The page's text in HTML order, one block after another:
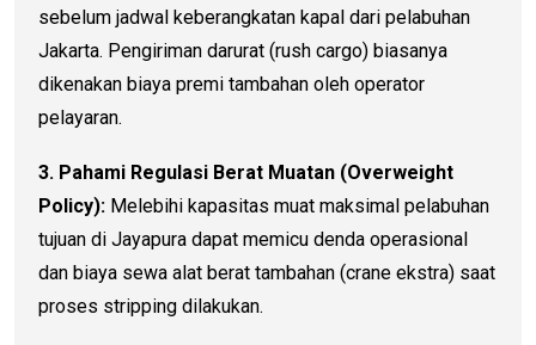
sebelum jadwal keberangkatan kapal dari pelabuhan
Jakarta. Pengiriman darurat (rush cargo) biasanya
dikenakan biaya premi tambahan oleh operator
pelayaran.
3. Pahami Regulasi Berat Muatan (Overweight
Policy): Melebihi kapasitas muat maksimal pelabuhan
tujuan di Jayapura dapat memicu denda operasional
dan biaya sewa alat berat tambahan (crane ekstra) saat
proses stripping dilakukan.